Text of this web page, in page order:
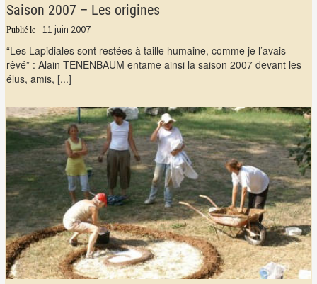
Saison 2007 – Les origines
11 juin 2007
“Les Lapidiales sont restées à taille humaine, comme je l’avais
rêvé” : Alain TENENBAUM entame ainsi la saison 2007 devant les
élus, amis, [...]